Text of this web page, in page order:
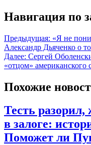
Навигация по
Предыдущая: «Я не
Александр Дьяченко о
Далее: Сергей
«отцом» американского
Похожие
Тесть разорил,
в залоге:
Поможет ли